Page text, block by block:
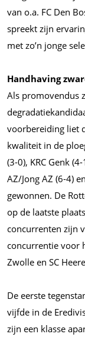
van o.a. FC Den
spreekt zijn
met zo’n jonge
Handhaving
Als promovendus
voorbereiding liet
kwaliteit in de
(3-0), KRC Genk
AZ/Jong AZ (6-4)
gewonnen. De
op de laatste
concurrenten zijn
concurrentie voor
Zwolle en SC
De eerste
vijfde in de
zijn een klasse